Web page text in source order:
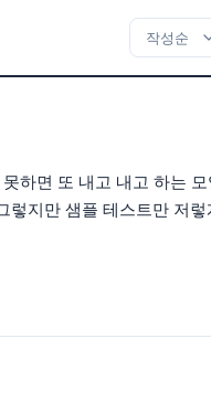
하면 또 내고 내고 하는
렇지만 샘플 테스트만 저렇